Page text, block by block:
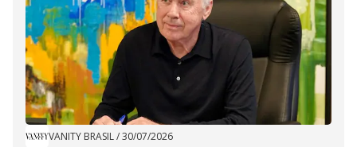
VANITY BRASIL/30/07/2026